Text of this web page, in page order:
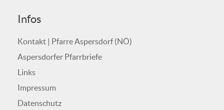
Infos
Kontakt | Pfarre Aspersdorf (NÖ)
Aspersdorfer Pfarrbriefe
Links
Impressum
Datenschutz